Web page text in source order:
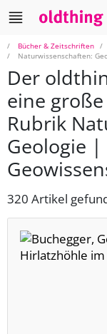
Bücher & Zeitschriften
Naturwissenschaften:
Der
eine
Rubrik
Geologie |
320 Artikel